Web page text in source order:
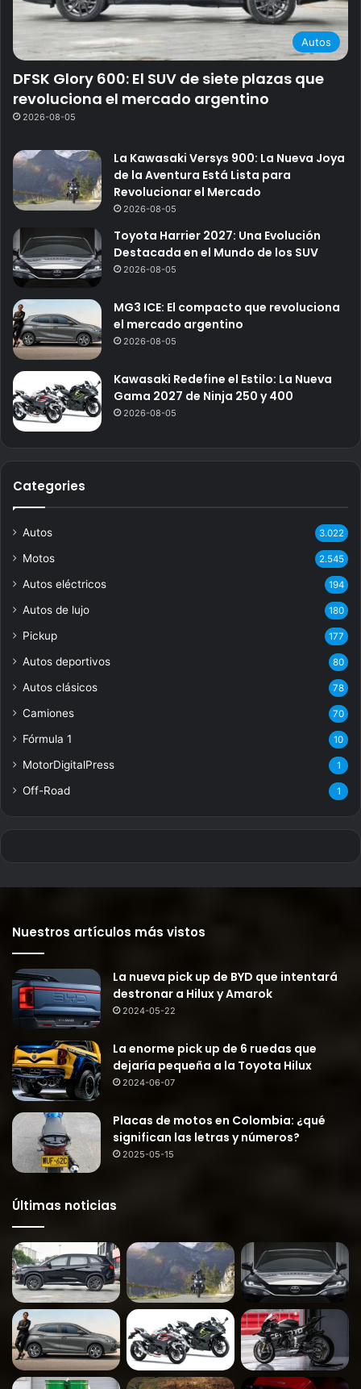
Autos
DFSK Glory 600: El SUV de siete plazas que
revoluciona el mercado argentino
2026-08-05
La Kawasaki Versys 900: La Nueva Joya
de la Aventura Está Lista para
Revolucionar el Mercado
2026-08-05
Toyota Harrier 2027: Una Evolución
Destacada en el Mundo de los SUV
2026-08-05
MG3 ICE: El compacto que revoluciona
el mercado argentino
2026-08-05
Kawasaki Redefine el Estilo: La Nueva
Gama 2027 de Ninja 250 y 400
2026-08-05
Categories
Autos 3.022
Motos 2.545
Autos eléctricos 194
Autos de lujo 180
Pickup 177
Autos deportivos 80
Autos clásicos 78
Camiones 70
Fórmula 1 10
MotorDigitalPress 1
Off-Road 1
Nuestros artículos más vistos
La nueva pick up de BYD que intentará
destronar a Hilux y Amarok
2024-05-22
La enorme pick up de 6 ruedas que
dejaría pequeña a la Toyota Hilux
2024-06-07
Placas de motos en Colombia: ¿qué
significan las letras y números?
2025-05-15
Últimas noticias